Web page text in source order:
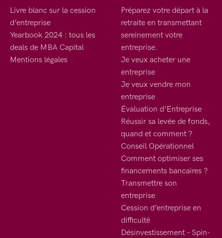
Livre blanc sur la cession
d’entreprise
Yearbook 2024 : tous les
deals de MBA Capital
Mentions légales
Préparez votre départ à la
retraite en transmettant
sereinement votre
entreprise.
Je veux acheter une
entreprise
Je veux vendre mon
entreprise
Évaluation d’Entreprise
Réussir sa levée de fonds,
quand et comment ?
Conseil Opérationnel
Comment optimiser ses
financements bancaires ?
Transmettre son
entreprise
Cession d’entreprise en
difficulté
Désinvestissement – Spin-